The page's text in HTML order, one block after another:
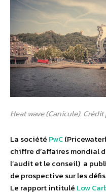
Heat wave (Canicule).
La société PwC
chiffre d’affaires mondial
l’audit et le conseil) a
de prospective sur les
Le rapport intitulé Low